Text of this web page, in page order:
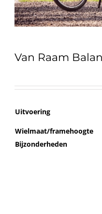
Van Raam
Uitvoering
Wielmaat/framehoogte
Bijzonderheden